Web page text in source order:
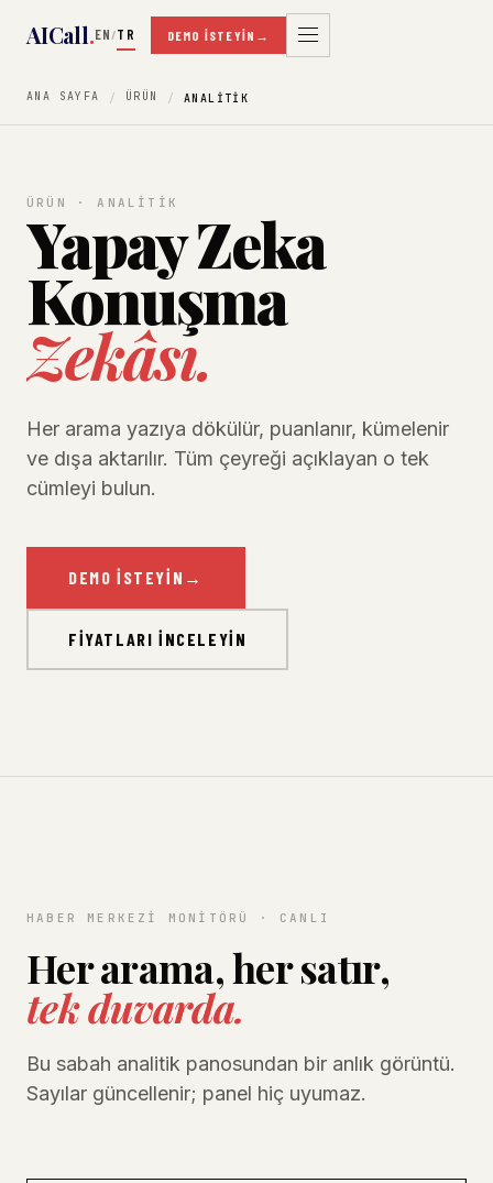
AICall.EN /TR DEMO İSTEYIN →
ANA SAYFA ÜRÜN ANALITIK
ÜRÜN · ANALITIK
Yapay Zeka
Konuşma
Zekâsı.
Her arama yazıya dökülür, puanlanır, kümelenir
ve dışa aktarılır. Tüm çeyreği açıklayan o tek
cümleyi bulun.
DEMO İSTEYIN →
FIYATLARI İNCELEYIN
HABER MERKEZI MONITÖRÜ · CANLI
Her arama, her satır,
tek duvarda.
Bu sabah analitik panosundan bir anlık görüntü.
Sayılar güncellenir; panel hiç uyumaz.